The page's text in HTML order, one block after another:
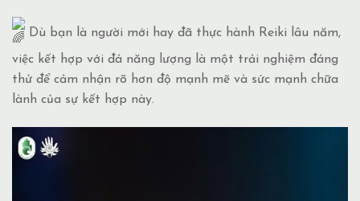
Dù bạn là người mới hay đã thực hành Reiki lâu năm,
việc kết hợp với đá năng lượng là một trải nghiệm đáng
thử để cảm nhận rõ hơn độ mạnh mẽ và sức mạnh chữa
lành của sự kết hợp này.